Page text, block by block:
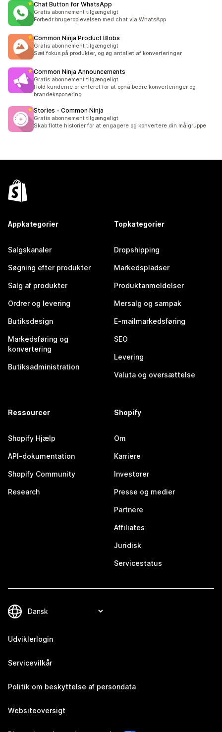
Chat Button for WhatsApp
Gratis abonnement tilgængeligt
Forbedr brugeroplevelsen med chat via WhatsApp
Common Ninja Product Blobs
Gratis abonnement tilgængeligt
Sæt fokus på produkter, og øg antallet af konverteringer
Common Ninja Announcements
Gratis abonnement tilgængeligt
Hold kunderne orienteret for at opnå bedre konverteringer og
brandeksponering
Stories ‑ Common Ninja
Gratis abonnement tilgængeligt
Skab flotte historier for at engagere og konvertere din målgruppe
Appkategorier
Salgskanaler
Søgning efter produkter
Salg af produkter
Ordrer og levering
Butiksdesign
Markedsføring og
konvertering
Butiksadministration
Topkategorier
Dropshipping
Markedspladser
Produktanmeldelser
Mersalg og sampak
E-mailmarkedsføring
SEO
Levering
Valuta og oversættelse
Ressourcer
Shopify Hjælp
API-dokumentation
Shopify Community
Research
Shopify
Om
Karriere
Investorer
Presse og medier
Partnere
Affiliates
Juridisk
Servicestatus
Udviklerlogin
Servicevilkår
Politik om beskyttelse af persondata
Websiteoversigt